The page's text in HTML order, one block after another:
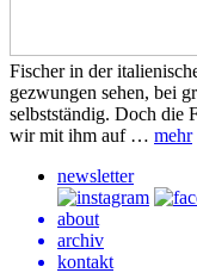
Fischer in der
gezwungen sehen, bei
selbstständig. Doch die
wir mit ihm auf … mehr
newsletter
about
archiv
kontakt